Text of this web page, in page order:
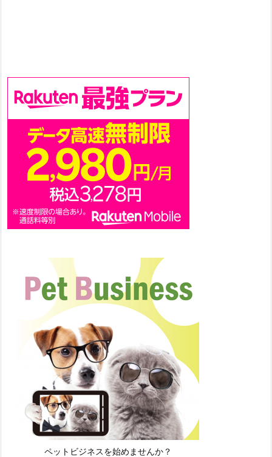
ペットビジネスを始めませんか？